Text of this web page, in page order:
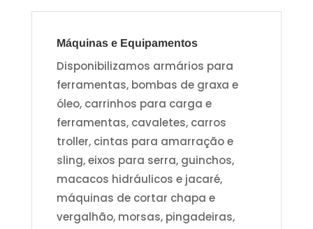
Máquinas e Equipamentos
Disponibilizamos armários para
ferramentas, bombas de graxa e
óleo, carrinhos para carga e
ferramentas, cavaletes, carros
troller, cintas para amarração e
sling, eixos para serra, guinchos,
macacos hidráulicos e jacaré,
máquinas de cortar chapa e
vergalhão, morsas, pingadeiras,